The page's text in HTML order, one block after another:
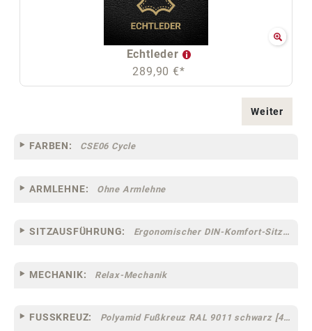
Echtleder
289,90 €*
Weiter
FARBEN: CSE06 Cycle
ARMLEHNE: Ohne Armlehne
SITZAUSFÜHRUNG: Ergonomischer DIN-Komfort-Sitz [75]
MECHANIK: Relax-Mechanik
FUSSKREUZ: Polyamid Fußkreuz RAL 9011 schwarz [44]